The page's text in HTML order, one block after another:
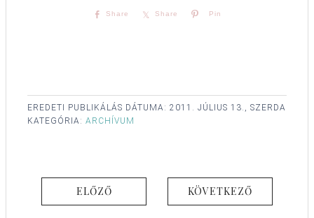
Share Share Pin
EREDETI PUBLIKÁLÁS DÁTUMA: 2011. JÚLIUS 13., SZERDA
KATEGÓRIA: ARCHÍVUM
ELŐZŐ KÖVETKEZŐ